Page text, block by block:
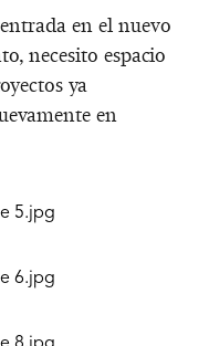
en el nuevo
necesito espacio
ya
en